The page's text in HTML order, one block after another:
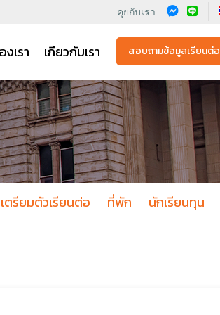
คุยกับเรา:
เรา เกียวกับเรา สอบถามข้อมูลเรียนต่อ
เตรียมตัวเรียนต่อ ที่พัก
นักเรียนทุน